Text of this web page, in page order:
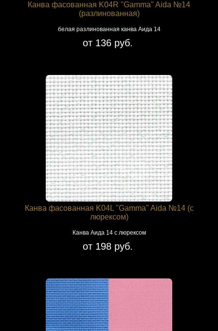
Канва фасованная K04R "Gamma" Aida №14
(разлинованная)
белая разлинованная канва Аида 14
от 136 руб.
Канва фасованная K04L "Gamma" Aida №14 (с
люрексом)
Канва Аида 14 с люрексом
от 198 руб.